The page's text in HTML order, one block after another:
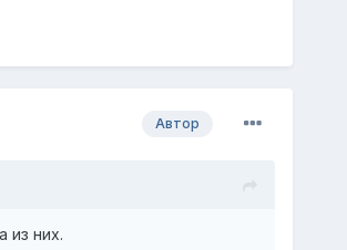
Автор
из них.